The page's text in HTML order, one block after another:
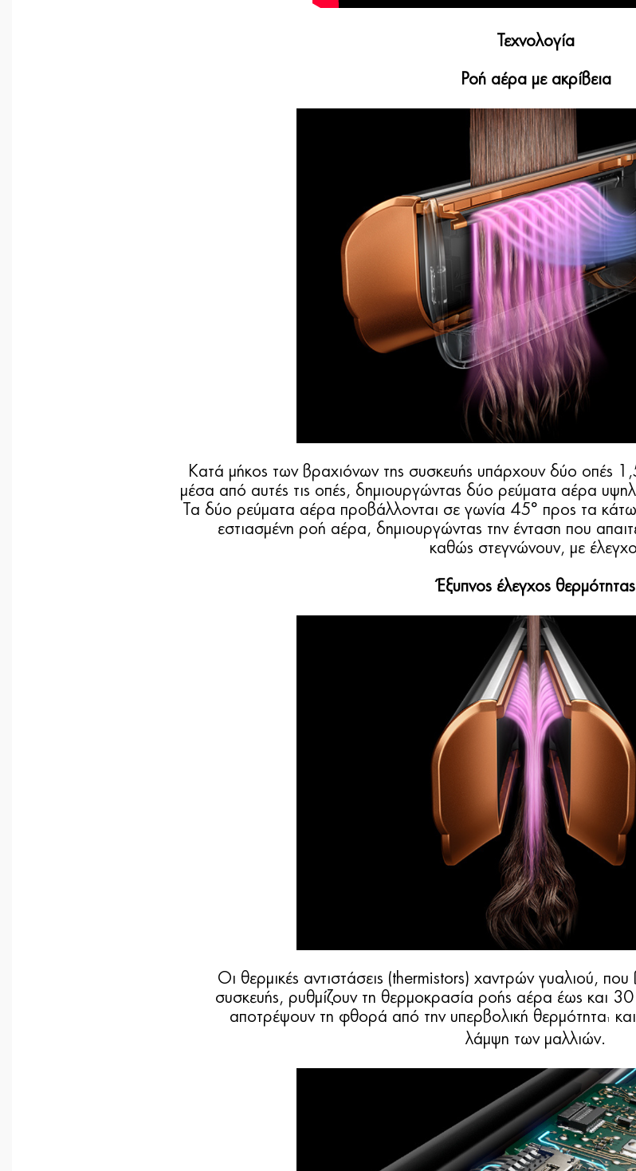
Τεχνολογία
Ροή αέρα με ακρίβεια
Κατά μήκος των βραχιόνων της συσκευής υπάρχουν δύο οπές
μέσα από αυτές τις οπές, δημιουργώντας δύο ρεύματα αέρα
Τα δύο ρεύματα αέρα προβάλλονται σε γωνία 45° προς τα
εστιασμένη ροή αέρα, δημιουργώντας την ένταση που
καθώς στεγνώνουν, με
Έξυπνος έλεγχος θερμότητας
Οι θερμικές αντιστάσεις (thermistors) χαντρών γυαλιού, που
συσκευής, ρυθμίζουν τη θερμοκρασία ροής αέρα έως και
αποτρέψουν τη φθορά από την υπερβολική θερμότητα
λάμψη των μαλλιών.